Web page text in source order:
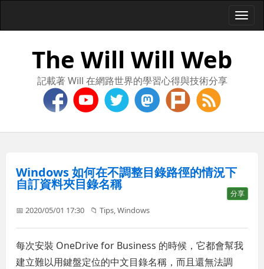
The Will Will Web
記載著 Will 在網路世界的學習心得與技術分享
Windows 如何在不調整目錄路徑的情況下
自訂資料夾目錄名稱
分享
📅 2020/05/01 17:30 📁Tips ,Windows
每次安裝 OneDrive for Business 的時候，它都會幫我
建立難以用鍵盤定位的中文目錄名稱，而且還無法調